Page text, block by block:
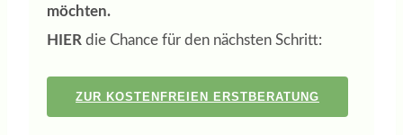
möchten.
HIER die Chance für den nächsten Schritt:
ZUR KOSTENFREIEN ERSTBERATUNG